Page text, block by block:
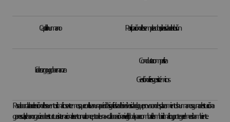
Capital humano Participación de los empleados, diversidad e inclusión
Liderazgo y gobernanza
Conducta competitiva
Gestión de riesgos sistémicos
Para abordar la aceleración de los eventos climáticos extremos, que conllevan una pérdida significativa de biodiversidad y que provocan desplazamientos humanos y una destrucción a
gran escala, se han organizado estructuras internacionales en torno al concepto de una «colaboración a nivel global» para combatir el cambio climático y proteger el medioambiente.